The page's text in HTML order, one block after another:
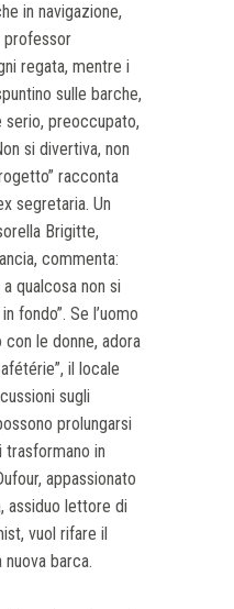
in navigazione,
professor
regata, mentre i
sulle barche,
serio, preoccupato,
si divertiva, non
racconta
segretaria. Un
Brigitte,
commenta:
qualcosa non si
fondo”. Se l’uomo
con le donne, adora
il locale
sugli
prolungarsi
trasformano in
appassionato
assiduo lettore di
vuol rifare il
nuova barca.